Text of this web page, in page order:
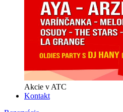
Akcie v ATC
Kontakt